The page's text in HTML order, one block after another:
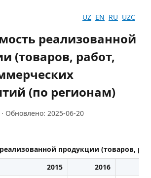
UZ EN RU UZC
реализованной
(товаров, работ,
(по регионам)
Обновлено: 2025-06-20
продукции (товаров,
2015 2016